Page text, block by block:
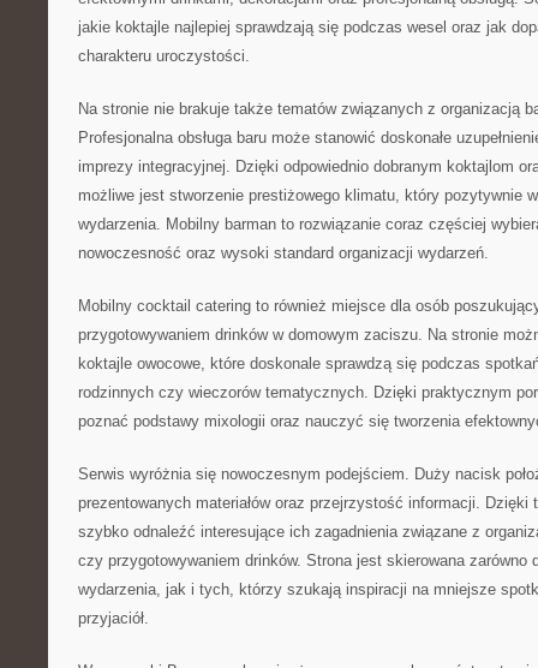
jakie koktajle najlepiej sprawdzają się podczas wesel oraz jak
charakteru uroczystości.
Na stronie nie brakuje także tematów związanych z organizacją
Profesjonalna obsługa baru może stanowić doskonałe
imprezy integracyjnej. Dzięki odpowiednio dobranym koktajlom
możliwe jest stworzenie prestiżowego klimatu, który pozytywnie
wydarzenia. Mobilny barman to rozwiązanie coraz częściej
nowoczesność oraz wysoki standard organizacji wydarzeń.
Mobilny cocktail catering to również miejsce dla osób
przygotowywaniem drinków w domowym zaciszu. Na stronie
koktajle owocowe, które doskonale sprawdzą się podczas
rodzinnych czy wieczorów tematycznych. Dzięki praktycznym
poznać podstawy mixologii oraz nauczyć się tworzenia
Serwis wyróżnia się nowoczesnym podejściem. Duży nacisk
prezentowanych materiałów oraz przejrzystość informacji. Dzięki
szybko odnaleźć interesujące ich zagadnienia związane z
czy przygotowywaniem drinków. Strona jest skierowana zarówno
wydarzenia, jak i tych, którzy szukają inspiracji na mniejsze
przyjaciół.